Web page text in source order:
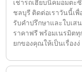
เช่ารถเฮี๊ยบนิคมอมตะ
ชลบุรี ติดต่อเราวันนี้เพื่
รับคำปรึกษาและใบเส
ราคาฟรี พร้อมเนรมิตทุ
ยกของคุณให้เป็นเรื่องง่